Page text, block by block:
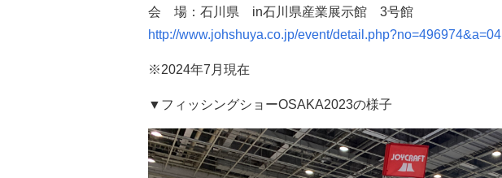
会 場：石川県 in石川県産業展示館 3号館
http://www.johshuya.co.jp/event/detail.php?no=496974&a=04
※2024年7月現在
▼フィッシングショーOSAKA2023の様子